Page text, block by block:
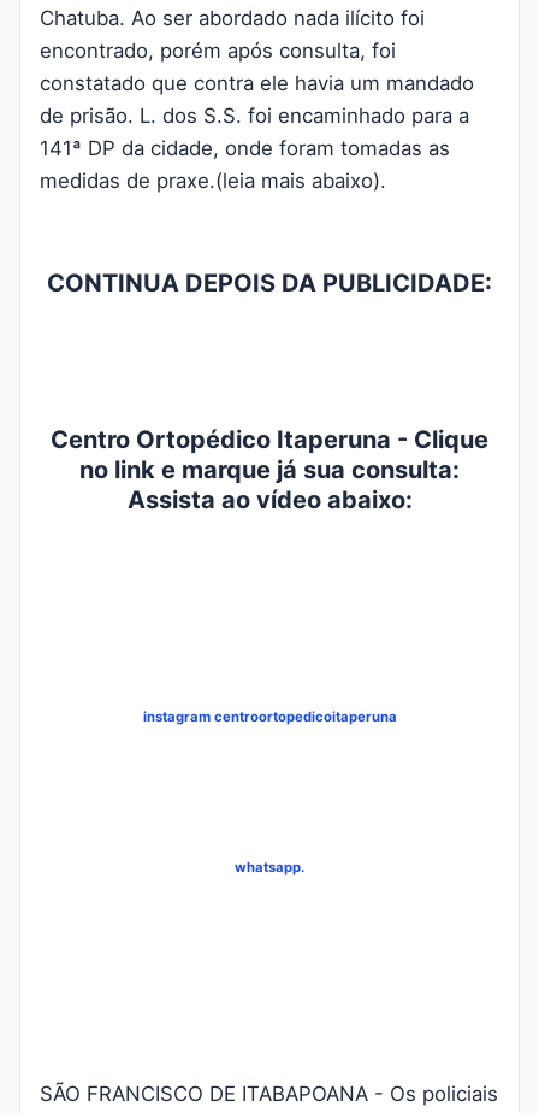
Chatuba. Ao ser abordado nada ilícito foi
encontrado, porém após consulta, foi
constatado que contra ele havia um mandado
de prisão. L. dos S.S. foi encaminhado para a
141ª DP da cidade, onde foram tomadas as
medidas de praxe.(leia mais abaixo).
CONTINUA DEPOIS DA PUBLICIDADE:
Centro Ortopédico Itaperuna - Clique
no link e marque já sua consulta:
Assista ao vídeo abaixo:
instagram centroortopedicoitaperuna
whatsapp.
SÃO FRANCISCO DE ITABAPOANA - Os policiais